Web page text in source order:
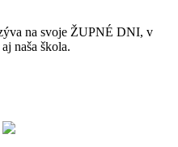
na svoje ŽUPNÉ DNI, v
naša škola.